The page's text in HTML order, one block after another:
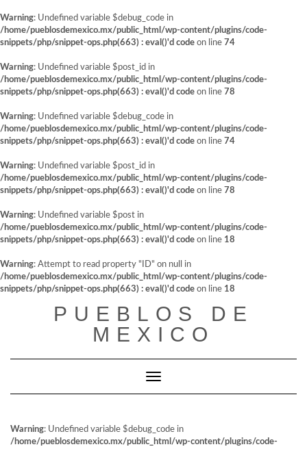
Warning: Undefined variable $debug_code in
/home/pueblosdemexico.mx/public_html/wp-content/plugins/code-
snippets/php/snippet-ops.php(663) : eval()'d code on line 74
Warning: Undefined variable $post_id in
/home/pueblosdemexico.mx/public_html/wp-content/plugins/code-
snippets/php/snippet-ops.php(663) : eval()'d code on line 78
Warning: Undefined variable $debug_code in
/home/pueblosdemexico.mx/public_html/wp-content/plugins/code-
snippets/php/snippet-ops.php(663) : eval()'d code on line 74
Warning: Undefined variable $post_id in
/home/pueblosdemexico.mx/public_html/wp-content/plugins/code-
snippets/php/snippet-ops.php(663) : eval()'d code on line 78
Warning: Undefined variable $post in
/home/pueblosdemexico.mx/public_html/wp-content/plugins/code-
snippets/php/snippet-ops.php(663) : eval()'d code on line 18
Warning: Attempt to read property "ID" on null in
/home/pueblosdemexico.mx/public_html/wp-content/plugins/code-
snippets/php/snippet-ops.php(663) : eval()'d code on line 18
PUEBLOS DE
MEXICO
Cambiar modo de navegación
Warning: Undefined variable $debug_code in
/home/pueblosdemexico.mx/public_html/wp-content/plugins/code-